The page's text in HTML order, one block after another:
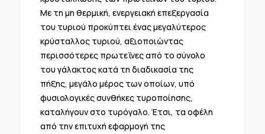
Mε τη μη θερμική, ενεργειακή επεξεργασία
του τυριού προκύπτει ένας μεγαλύτερος
κρύσταλλος τυριού, αξιοποιώντας
περισσότερες πρωτεΐνες από το σύνολο
του γάλακτος κατά τη διαδικασία της
πήξης, μεγάλο μέρος των οποίων, υπό
φυσιολογικές συνθήκες τυροποίησης,
καταλήγουν στο τυρόγαλο. Έτσι, τα οφέλη
από την επιτυχή εφαρμογή της